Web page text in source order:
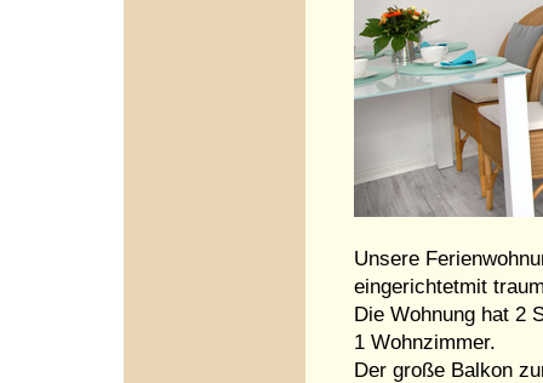
Unsere
eingerichtetmit
Die Wohnung hat 2
1 Wohnzimmer.
Der große Balkon